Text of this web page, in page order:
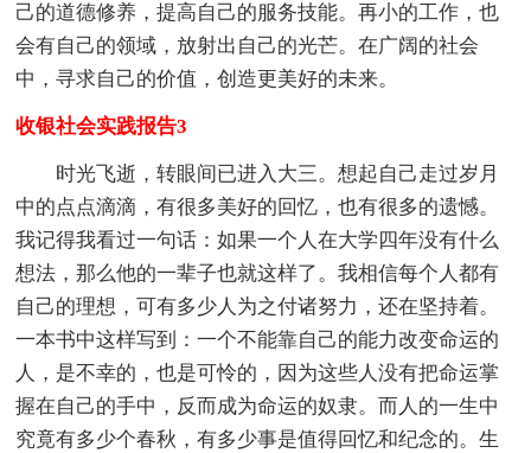
己的道德修养，提高自己的服务技能。再小的工作，也
会有自己的领域，放射出自己的光芒。在广阔的社会
中，寻求自己的价值，创造更美好的未来。
收银社会实践报告3
时光飞逝，转眼间已进入大三。想起自己走过岁月
中的点点滴滴，有很多美好的回忆，也有很多的遗憾。
我记得我看过一句话：如果一个人在大学四年没有什么
想法，那么他的一辈子也就这样了。我相信每个人都有
自己的理想，可有多少人为之付诸努力，还在坚持着。
一本书中这样写到：一个不能靠自己的能力改变命运的
人，是不幸的，也是可怜的，因为这些人没有把命运掌
握在自己的手中，反而成为命运的奴隶。而人的一生中
究竟有多少个春秋，有多少事是值得回忆和纪念的。生